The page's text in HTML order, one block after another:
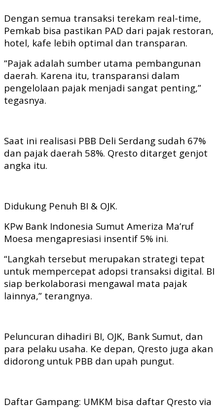
Dengan semua transaksi terekam real-time,
Pemkab bisa pastikan PAD dari pajak restoran,
hotel, kafe lebih optimal dan transparan.
“Pajak adalah sumber utama pembangunan
daerah. Karena itu, transparansi dalam
pengelolaan pajak menjadi sangat penting,”
tegasnya.
Saat ini realisasi PBB Deli Serdang sudah 67%
dan pajak daerah 58%. Qresto ditarget genjot
angka itu.
Didukung Penuh BI & OJK.
KPw Bank Indonesia Sumut Ameriza Ma’ruf
Moesa mengapresiasi insentif 5% ini.
“Langkah tersebut merupakan strategi tepat
untuk mempercepat adopsi transaksi digital. BI
siap berkolaborasi mengawal mata pajak
lainnya,” terangnya.
Peluncuran dihadiri BI, OJK, Bank Sumut, dan
para pelaku usaha. Ke depan, Qresto juga akan
didorong untuk PBB dan upah pungut.
Daftar Gampang: UMKM bisa daftar Qresto via